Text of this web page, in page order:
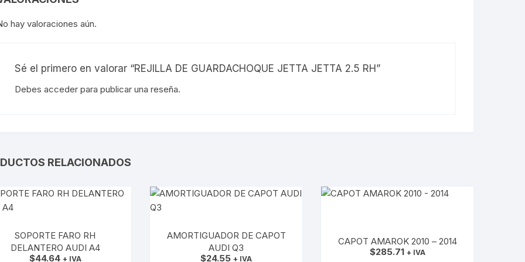
hay valoraciones aún.
Sé el primero en valorar “REJILLA DE GUARDACHOQUE JETTA JETTA 2.5 RH”
Debes acceder para publicar una reseña.
RELACIONADOS
SOPORTE FARO RH
DELANTERO AUDI A4
$44.64 + IVA
AMORTIGUADOR DE CAPOT
AUDI Q3
$24.55 + IVA
CAPOT AMAROK 2010 – 2014
$285.71 + IVA